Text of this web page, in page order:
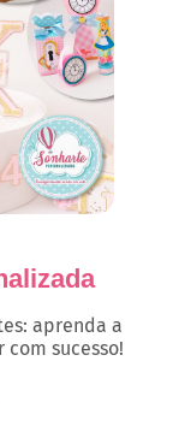
aprenda a
sucesso!